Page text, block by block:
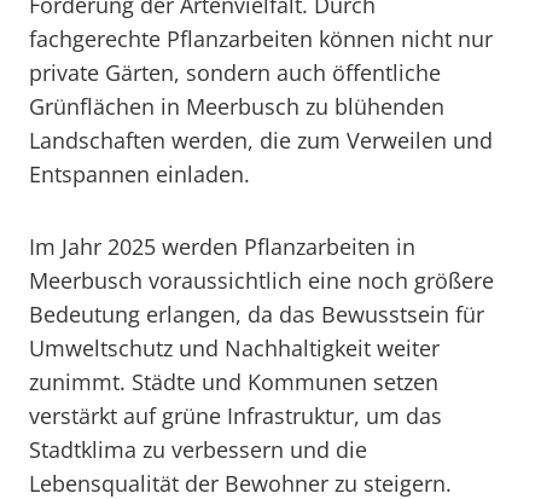
fachgerechte Pflanzarbeiten können nicht nur
private Gärten, sondern auch öffentliche
Grünflächen in Meerbusch zu blühenden
Landschaften werden, die zum Verweilen und
Entspannen einladen.
Im Jahr 2025 werden Pflanzarbeiten in
Meerbusch voraussichtlich eine noch größere
Bedeutung erlangen, da das Bewusstsein für
Umweltschutz und Nachhaltigkeit weiter
zunimmt. Städte und Kommunen setzen
verstärkt auf grüne Infrastruktur, um das
Stadtklima zu verbessern und die
Lebensqualität der Bewohner zu steigern.